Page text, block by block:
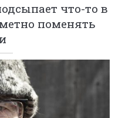
что-то в
поменять